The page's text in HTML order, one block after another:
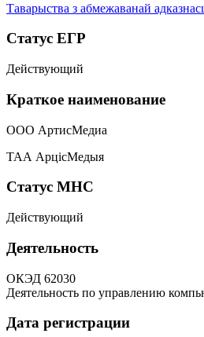
Таварыства з абмежаванай
Статус ЕГР
Действующий
Краткое наименование
ООО АртисМедиа
ТАА АрцiсМедыя
Статус МНС
Действующий
Деятельность
ОКЭД 62030
Деятельность по управлению
Дата регистрации